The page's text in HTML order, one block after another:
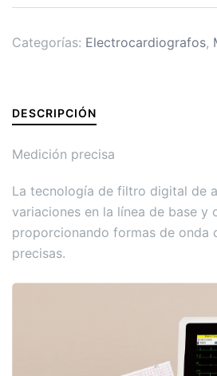
Categorías: Electrocardiografos,
DESCRIPCIÓN
Medición precisa
La tecnología de filtro digital de
variaciones en la línea de base y
proporcionando formas de onda
precisas.